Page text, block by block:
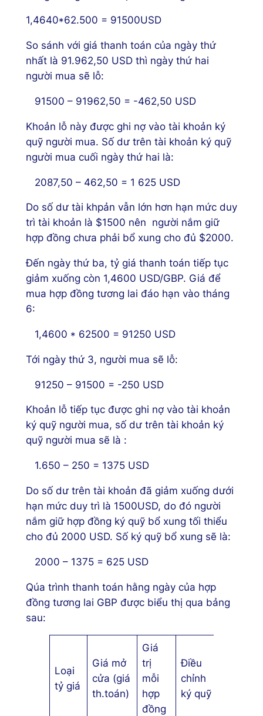
1,4640*62.500 = 91500USD
So sánh với giá thanh toán của ngày thứ
nhất là 91.962,50 USD thì ngày thứ hai
người mua sẽ lỗ:
91500 – 91962,50 = -462,50 USD
Khoản lỗ này được ghi nợ vào tài khoản ký
quỹ người mua. Số dư trên tài khoản ký quỹ
người mua cuối ngày thứ hai là:
2087,50 – 462,50 = 1 625 USD
Do số dư tài khpản vẫn lớn hơn hạn mức duy
trì tài khoản là $1500 nên người nắm giữ
hợp đồng chưa phải bổ xung cho đủ $2000.
Đến ngày thứ ba, tỷ giá thanh toán tiếp tục
giảm xuống còn 1,4600 USD/GBP. Giá để
mua hợp đồng tương lai đáo hạn vào tháng
6:
1,4600 * 62500 = 91250 USD
Tới ngày thứ 3, người mua sẽ lỗ:
91250 – 91500 = -250 USD
Khoản lỗ tiếp tục được ghi nợ vào tài khoản
ký quỹ người mua, số dư trên tài khoản ký
quỹ người mua sẽ là :
1.650 – 250 = 1375 USD
Do số dư trên tài khoản đã giảm xuống dưới
hạn mức duy trì là 1500USD, do đó người
nắm giữ hợp đồng ký quỹ bổ xung tối thiểu
cho đủ 2000 USD. Số ký quỹ bổ xung sẽ là:
2000 – 1375 = 625 USD
Qúa trình thanh toán hằng ngày của hợp
đồng tương lai GBP được biểu thị qua bảng
sau:
Loại
tỷ giá
Giá mở
cửa (giá
th.toán)
Giá
trị
mỗi
hợp
đồng
Điều
chỉnh
ký quỹ